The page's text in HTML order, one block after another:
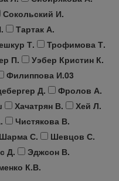
Сокольский И.
Тартак А.
Т.
Трофимова Т.
П.
Уэбер Кристин К.
Филиппова И.03
Д.
Фролов А.
Хачатрян В.
Хей Л.
Чистякова В.
Шарма С.
Шевцов С.
Д.
Эджсон В.
К.В.